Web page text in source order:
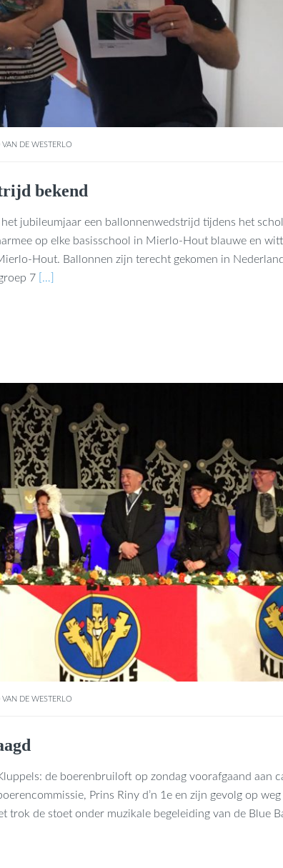
VAN DE WESTERLO
bekend
jubileumjaar een ballonnenwedstrijd tijdens het
op elke basisschool in Mierlo-Hout blauwe en
Hout. Ballonnen zijn terecht gekomen in
7
[…]
VAN DE WESTERLO
de boerenbruiloft op zondag voorafgaand aan
Prins Riny d’n 1e en zijn gevolg op
trok de stoet onder muzikale begeleiding van de Blue